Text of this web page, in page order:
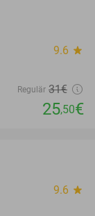
9.6 star
Regulär 31€
25,50€
9.6 star